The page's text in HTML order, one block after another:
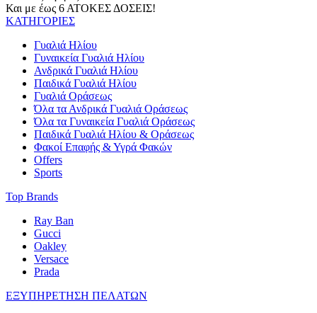
Και με έως 6 ΑΤΟΚΕΣ ΔΟΣΕΙΣ!
ΚΑΤΗΓΟΡΙΕΣ
Γυαλιά Ηλίου
Γυναικεία Γυαλιά Ηλίου
Ανδρικά Γυαλιά Ηλίου
Παιδικά Γυαλιά Ηλίου
Γυαλιά Οράσεως
Όλα τα Ανδρικά Γυαλιά Οράσεως
Όλα τα Γυναικεία Γυαλιά Οράσεως
Παιδικά Γυαλιά Ηλίου & Οράσεως
Φακοί Επαφής & Υγρά Φακών
Offers
Sports
Top Brands
Ray Ban
Gucci
Oakley
Versace
Prada
ΕΞΥΠΗΡΕΤΗΣΗ ΠΕΛΑΤΩΝ